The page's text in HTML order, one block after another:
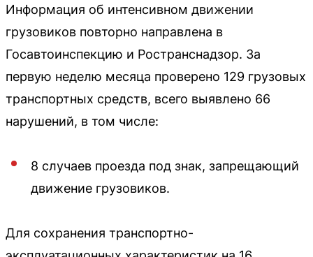
Информация об интенсивном движении
грузовиков повторно направлена в
Госавтоинспекцию и Ространснадзор. За
первую неделю месяца проверено 129 грузовых
транспортных средств, всего выявлено 66
нарушений, в том числе:
8 случаев проезда под знак, запрещающий
движение грузовиков.
Для сохранения транспортно-